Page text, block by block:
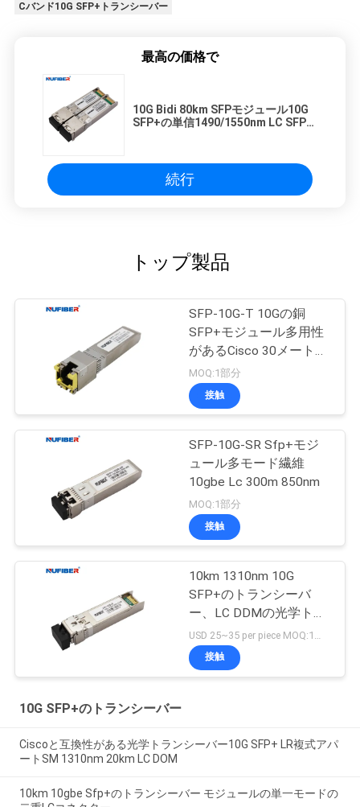
Cバンド10G SFP+トランシーバー
最高の価格で
10G Bidi 80km SFPモジュール10G
SFP+の単信1490/1550nm LC SFPト
続行
トップ製品
SFP-10G-T 10Gの銅
SFP+モジュール多用性
があるCisco 30メートル
の
MOQ:1部分
接触
SFP-10G-SR Sfp+モジ
ュール多モード繊維
10gbe Lc 300m 850nm
MOQ:1部分
接触
10km 1310nm 10G
SFP+のトランシーバ
ー、LC DDMの光学トラ
ンシーバー モジュール
接触
10G SFP+のトランシーバー
Ciscoと互換性がある光学トランシーバー10G SFP+ LR複式アパ
ートSM 1310nm 20km LC DOM
10km 10gbe Sfp+のトランシーバー モジュールの単一モードの